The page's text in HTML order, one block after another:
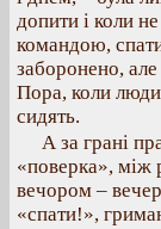
допити і коли
командою,
заборонено,
Пора, коли люди
сидять.
А за грані
«поверка», між
вечором –
«спати!»,